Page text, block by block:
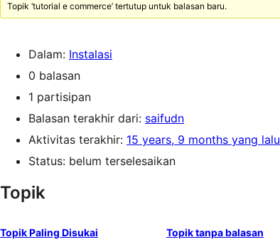
Topik ‘tutorial e commerce’ tertutup untuk balasan baru.
Dalam: Instalasi
0 balasan
1 partisipan
Balasan terakhir dari: saifudn
Aktivitas terakhir: 15 years, 9 months yang lalu
Status: belum terselesaikan
Topik
Topik Paling Disukai Topik tanpa balasan